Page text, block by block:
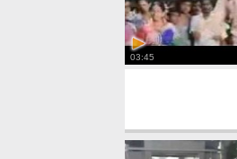
03:45